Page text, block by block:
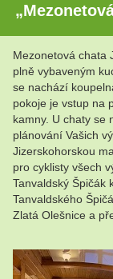
Mezonetová chata
plně vybaveným
se nachází
pokoje je vstup na
kamny. U chaty se
plánování Vašich
Jizerskohorskou
pro cyklisty všech
Tanvaldský Špičák
Tanvaldského
Zlatá Olešnice a